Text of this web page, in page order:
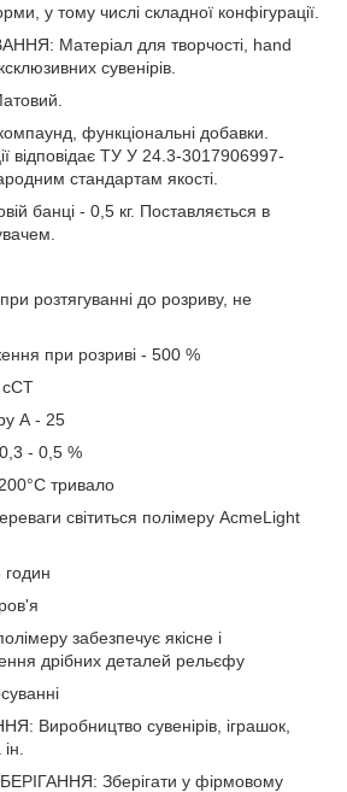
у тому числі складної конфігурації.
Матеріал для творчості, hand
сувенірів.
функціональні добавки.
відповідає ТУ У 24.3-3017906997-
стандартам якості.
банці - 0,5 кг. Поставляється в
розтягуванні до розриву, не
при розриві - 500 %
сСТ
А - 25
0,3 - 0,5 %
200°С тривало
світиться полімеру AcmeLight
годин
забезпечує якісне і
дрібних деталей рельєфу
сувенірів, іграшок,
Зберігати у фірмовому